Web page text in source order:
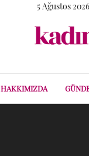
5 Ağustos
HAKKIMIZDA